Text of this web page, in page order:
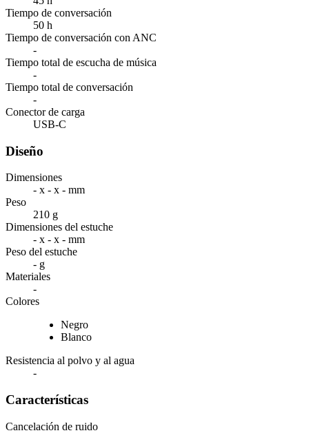
Tiempo de conversación
50 h
Tiempo de conversación con ANC
-
Tiempo total de escucha de música
-
Tiempo total de conversación
-
Conector de carga
USB-C
Diseño
Dimensiones
- x - x - mm
Peso
210 g
Dimensiones del estuche
- x - x - mm
Peso del estuche
- g
Materiales
-
Colores
Negro
Blanco
Resistencia al polvo y al agua
-
Características
Cancelación de ruido